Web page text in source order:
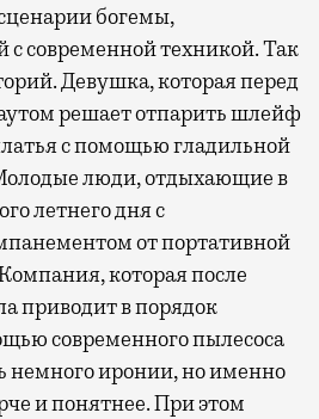
богемы,
современной техникой. Так
Девушка, которая перед
решает отпарить шлейф
с помощью гладильной
люди, отдыхающие в
летнего дня с
от портативной
которая после
приводит в порядок
современного пылесоса
немного иронии, но именно
и понятнее. При этом